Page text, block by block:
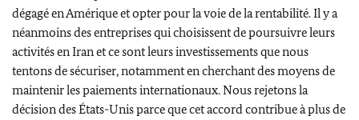
dégagé en Amérique et opter pour la voie de la rentabilité. Il y a
néanmoins des entreprises qui choisissent de poursuivre leurs
activités en Iran et ce sont leurs investissements que nous
tentons de sécuriser, notamment en cherchant des moyens de
maintenir les paiements internationaux. Nous rejetons la
décision des États-Unis parce que cet accord contribue à plus de